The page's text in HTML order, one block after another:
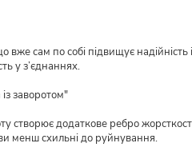
сам по собі підвищує надійність
у з’єднаннях.
заворотом"
створює додаткове ребро
менш схильні до руйнування.